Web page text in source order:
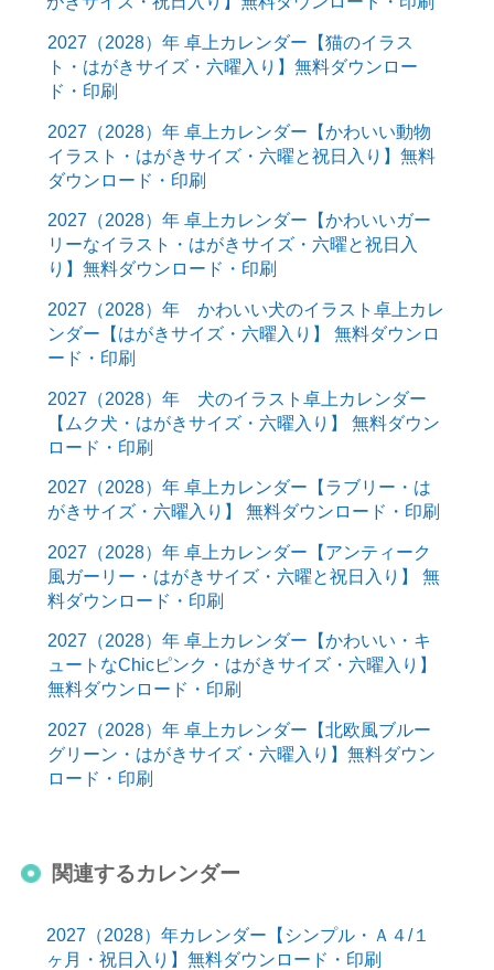
2027（2028）年 卓上カレンダー【猫のイラス
ト・はがきサイズ・六曜入り】無料ダウンロー
ド・印刷
2027（2028）年 卓上カレンダー【かわいい動物
イラスト・はがきサイズ・六曜と祝日入り】無料
ダウンロード・印刷
2027（2028）年 卓上カレンダー【かわいいガー
リーなイラスト・はがきサイズ・六曜と祝日入
り】無料ダウンロード・印刷
2027（2028）年 かわいい犬のイラスト卓上カレ
ンダー【はがきサイズ・六曜入り】 無料ダウンロ
ード・印刷
2027（2028）年 犬のイラスト卓上カレンダー
【ムク犬・はがきサイズ・六曜入り】 無料ダウン
ロード・印刷
2027（2028）年 卓上カレンダー【ラブリー・は
がきサイズ・六曜入り】 無料ダウンロード・印刷
2027（2028）年 卓上カレンダー【アンティーク
風ガーリー・はがきサイズ・六曜と祝日入り】 無
料ダウンロード・印刷
2027（2028）年 卓上カレンダー【かわいい・キ
ュートなChicピンク・はがきサイズ・六曜入り】
無料ダウンロード・印刷
2027（2028）年 卓上カレンダー【北欧風ブルー
グリーン・はがきサイズ・六曜入り】無料ダウン
ロード・印刷
関連するカレンダー
2027（2028）年カレンダー【シンプル・Ａ４/１
ヶ月・祝日入り】無料ダウンロード・印刷